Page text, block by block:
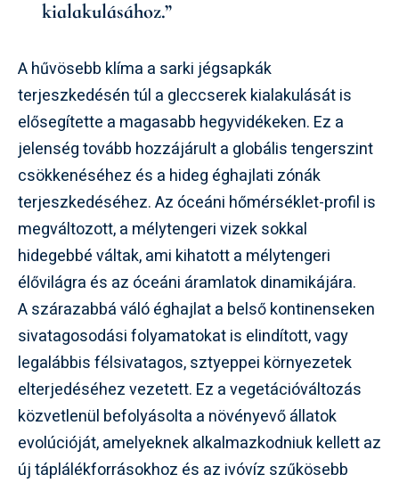
kialakulásához.”
A hűvösebb klíma a sarki jégsapkák
terjeszkedésén túl a gleccserek kialakulását is
elősegítette a magasabb hegyvidékeken. Ez a
jelenség tovább hozzájárult a globális tengerszint
csökkenéséhez és a hideg éghajlati zónák
terjeszkedéséhez. Az óceáni hőmérséklet-profil is
megváltozott, a mélytengeri vizek sokkal
hidegebbé váltak, ami kihatott a mélytengeri
élővilágra és az óceáni áramlatok dinamikájára.
A szárazabbá váló éghajlat a belső kontinenseken
sivatagosodási folyamatokat is elindított, vagy
legalábbis félsivatagos, sztyeppei környezetek
elterjedéséhez vezetett. Ez a vegetációváltozás
közvetlenül befolyásolta a növényevő állatok
evolúcióját, amelyeknek alkalmazkodniuk kellett az
új táplálékforrásokhoz és az ivóvíz szűkösebb